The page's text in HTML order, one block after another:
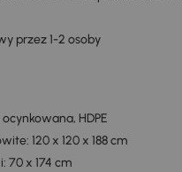
przez 1-2 osoby
HDPE
120 x 120 x 188 cm
70 x 174 cm